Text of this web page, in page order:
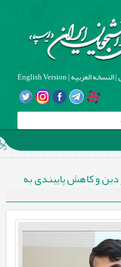
|النسخه العربیه|
English Version
دین و کاهش پایبندی به